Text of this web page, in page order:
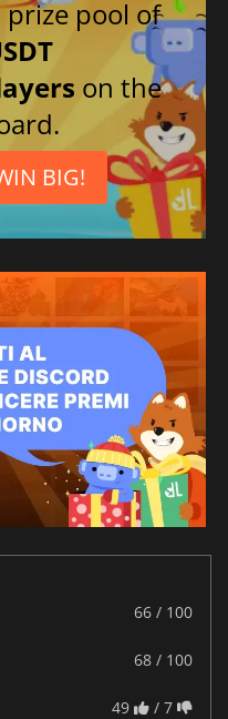
pool of
on the
BIG!
66 / 100
68 / 100
49 / 7